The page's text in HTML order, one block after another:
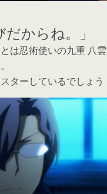
だからね。」
は忍術使いの九重 八
ターしているでしょう